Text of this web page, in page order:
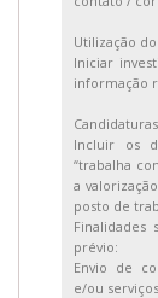
Utilização
Iniciar
informação
Incluir os
“trabalha
a
posto de
Finalidades
prévio:
Envio de
e/ou